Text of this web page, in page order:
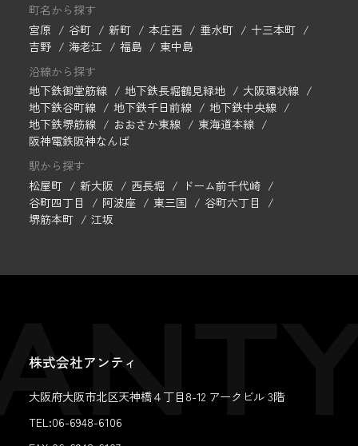
町名から探す
宮原
谷町 新町 本庄西 垂水町
十三本町
吉野
海老江 福島
東中島
沿線から探す
地下鉄御堂筋線
地下鉄長堀鶴見緑地
大阪環状線
地下鉄谷町線
地下鉄千日前線
地下鉄中央線
地下鉄堺筋線
おおさか東線
東海道本線
阪神電鉄阪神なんば
駅から探す
松屋町
新大阪 西長堀
ドーム前千代崎
谷町四丁目
阿波座 東三国
谷町六丁目
堺筋本町
江坂
株式会社アンティ
大阪府大阪市北区天神橋４丁目8-12 アークビル 3階
TEL:06-6948-6106